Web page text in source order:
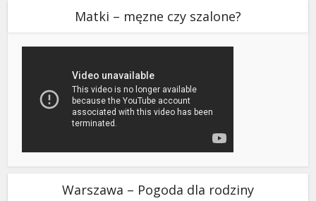
Matki – męzne czy szalone?
Warszawa – Pogoda dla rodziny